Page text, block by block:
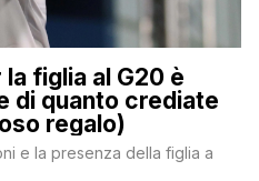
figlia al G20 è
di quanto crediate
regalo)
e la presenza della figlia a